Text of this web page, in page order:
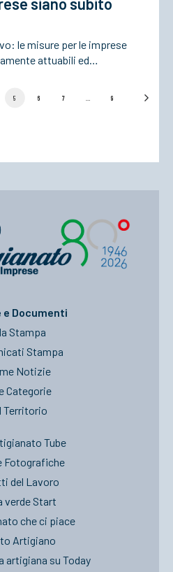
le misure per le imprese
attuabili ed…
5 6 7 9
e Documenti
Stampa
Stampa
Notizie
Categorie
Territorio
Tube
Fotografiche
del Lavoro
verde Start
che ci piace
Artigiano
artigiana su Today